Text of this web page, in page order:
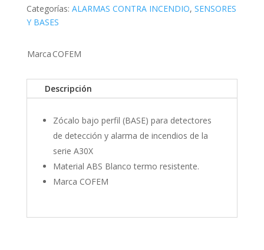
Categorías: ALARMAS CONTRA INCENDIO, SENSORES
Y BASES
Marca COFEM
Descripción
Zócalo bajo perfil (BASE) para detectores
de detección y alarma de incendios de la
serie A30X
Material ABS Blanco termo resistente.
Marca COFEM